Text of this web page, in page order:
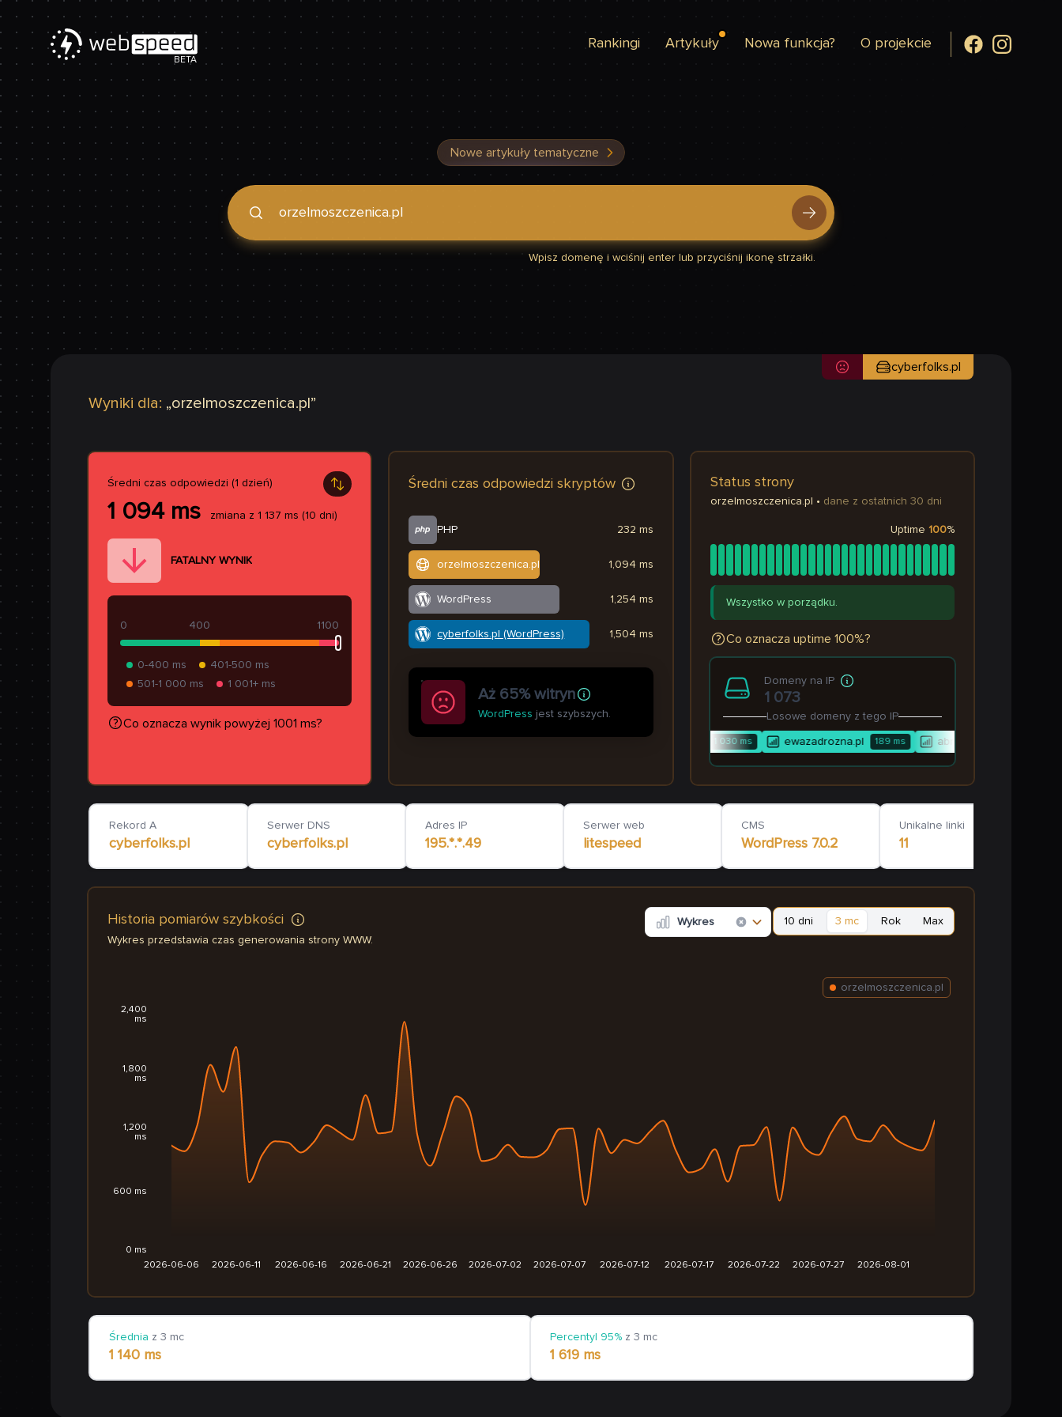
BETA
Rankingi Artykuły Nowa funkcja? O projekcie
Nowe artykuły tematyczne
Podaj domenę, by sprawdzić, czy Twoja strona jest szybka
Wpisz domenę i wciśnij enter lub przyciśnij ikonę strzałki.
Wyniki dla: „orzelmoszczenica.pl ”
cyberfolks.pl
Średni czas odpowiedzi (1 dzień)
1 094ms zmiana z 1 137 ms (10 dni)
FATALNY WYNIK
400
0 1100
0-400 ms
401-500 ms
501-1 000 ms
1 001+ ms
Co oznacza wynik powyżej 1001 ms?
Średni czas odpowiedzi skryptów
PHP
orzelmoszczenica.pl
WordPress
cyberfolks.pl (WordPress)
232 ms
1,094 ms
1,254 ms
1,504 ms
Aż 65% witryn
WordPress jest szybszych.
Status strony
orzelmoszczenica.pl • dane z ostatnich 30 dni
Uptime 100%
Wszystko w porządku.
Co oznacza uptime 100%?
Domeny na IP
1 073
Losowe domeny z tego IP
1 030ms ewazadrozna.pl 189ms abryczek.com
Rekord A
cyberfolks.pl
Serwer DNS
cyberfolks.pl
Adres IP
195.*.*.49
Serwer web
litespeed
CMS
WordPress 7.0.2
Unikalne linki
11
Historia pomiarów szybkości
Wykres przedstawia czas generowania strony WWW.
Wykres 10 dni 3 mc Rok Max
2026-06-06 2026-06-11 2026-06-16 2026-06-21 2026-06-26 2026-07-02 2026-07-07 2026-07-12 2026-07-17 2026-07-22 2026-07-27 2026-08-01
0 ms
600 ms
1,200
ms
1,800
ms
2,400
ms
orzelmoszczenica.pl
Średnia z 3 mc
1 140 ms
Percentyl 95% z 3 mc
1 619 ms